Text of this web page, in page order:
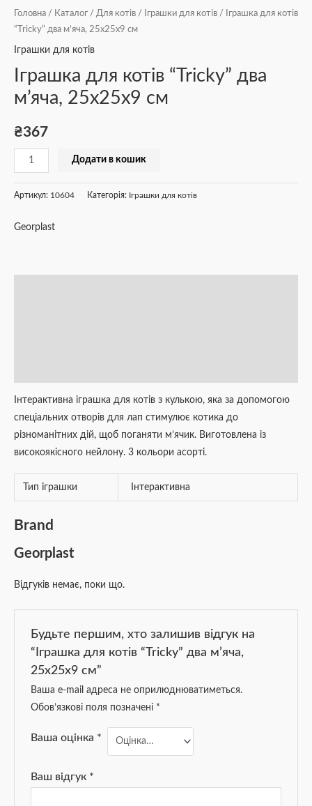
Головна / Каталог / Для котів / Іграшки для котів / Іграшка для котів
“Tricky” два м’яча, 25x25x9 см
Іграшки для котів
Іграшка для котів “Tricky” два
м’яча, 25x25x9 см
₴367
Додати в кошик
Артикул: 10604 Категорія: Іграшки для котів
Georplast
Інтерактивна іграшка для котів з кулькою, яка за допомогою
спеціальних отворів для лап стимулює котика до
різноманітних дій, щоб поганяти м’ячик. Виготовлена із
високоякісного нейлону. 3 кольори асорті.
Тип іграшки Інтерактивна
Brand
Georplast
Відгуків немає, поки що.
Будьте першим, хто залишив відгук на
“Іграшка для котів “Tricky” два м’яча,
25x25x9 см”
Ваша e-mail адреса не оприлюднюватиметься.
Обов’язкові поля позначені *
Ваша оцінка *
Ваш відгук *